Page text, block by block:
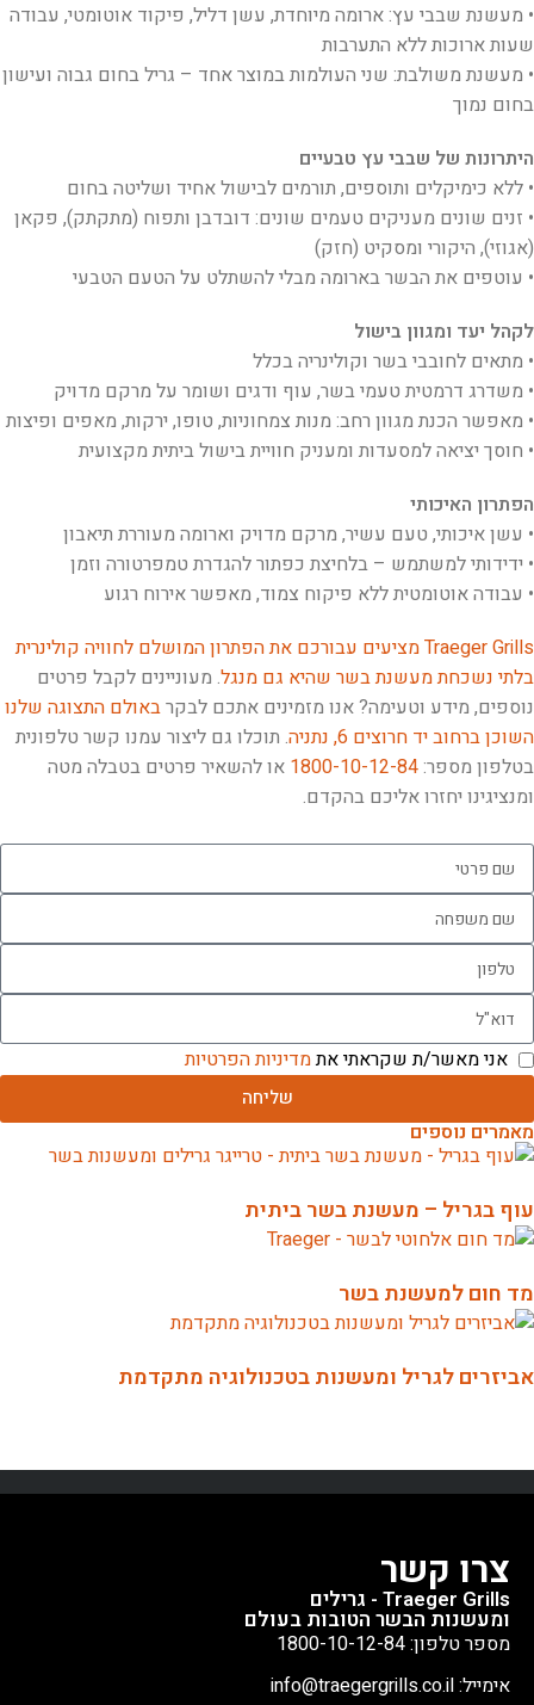
• מעשנת שבבי עץ: ארומה מיוחדת, עשן דליל, פיקוד אוטומטי, עבודה
שעות ארוכות ללא התערבות
• מעשנת משולבת: שני העולמות במוצר אחד – גריל בחום גבוה ועישון
בחום נמוך
היתרונות של שבבי עץ טבעיים
• ללא כימיקלים ותוספים, תורמים לבישול אחיד ושליטה בחום
• זנים שונים מעניקים טעמים שונים: דובדבן ותפוח (מתקתק), פקאן
(אגוזי), היקורי ומסקיט (חזק)
• עוטפים את הבשר בארומה מבלי להשתלט על הטעם הטבעי
לקהל יעד ומגוון בישול
• מתאים לחובבי בשר וקולינריה בכלל
• משדרג דרמטית טעמי בשר, עוף ודגים ושומר על מרקם מדויק
• מאפשר הכנת מגוון רחב: מנות צמחוניות, טופו, ירקות, מאפים ופיצות
• חוסך יציאה למסעדות ומעניק חוויית בישול ביתית מקצועית
הפתרון האיכותי
• עשן איכותי, טעם עשיר, מרקם מדויק וארומה מעוררת תיאבון
• ידידותי למשתמש – בלחיצת כפתור להגדרת טמפרטורה וזמן
• עבודה אוטומטית ללא פיקוח צמוד, מאפשר אירוח רגוע
Traeger Grills מציעים עבורכם את הפתרון המושלם לחוויה קולינרית
בלתי נשכחת מעשנת בשר שהיא גם מנגל. מעוניינים לקבל פרטים
נוספים, מידע וטעימה? אנו מזמינים אתכם לבקרבאולם התצוגה שלנו
השוכן ברחוב יד חרוצים 6, נתניה
. תוכלו גם ליצור עמנו קשר טלפונית
בטלפון מספר:
או להשאיר פרטים בטבלה מטה
ומנציגינו יחזרו אליכם בהקדם.
אני מאשר/ת שקראתי אתמדיניות הפרטיות
שליחה
מאמרים נוספים
עוף בגריל – מעשנת בשר ביתית
מד חום למעשנת בשר
אביזרים לגריל ומעשנות בטכנולוגיה מתקדמת
צרו קשר
Traeger Grills - גרילים
ומעשנות הבשר הטובות בעולם
מספר טלפון: 1800-10-12-84
אימייל: info@traegergrills.co.il